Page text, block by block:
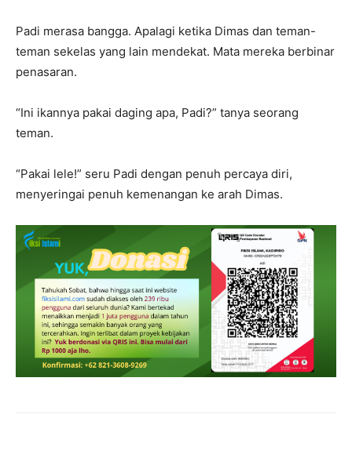
Padi merasa bangga. Apalagi ketika Dimas dan teman-
teman sekelas yang lain mendekat. Mata mereka berbinar
penasaran.
“Ini ikannya pakai daging apa, Padi?” tanya seorang
teman.
“Pakai lele!” seru Padi dengan penuh percaya diri,
menyeringai penuh kemenangan ke arah Dimas.